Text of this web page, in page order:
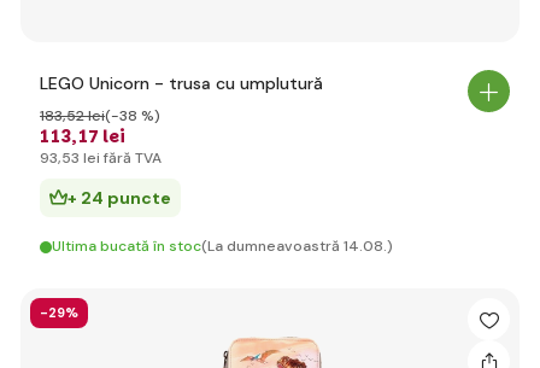
LEGO Unicorn - trusa cu umplutură
113,17 lei
183,52 lei(-38 %)
93,53 lei fără TVA
+ 24 puncte
Ultima bucată în stoc(La dumneavoastră 14.08.)
-29%